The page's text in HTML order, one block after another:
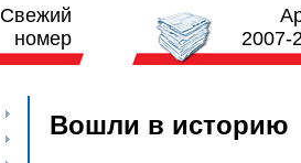
Свежий
номер
2007-
Вошли в историю